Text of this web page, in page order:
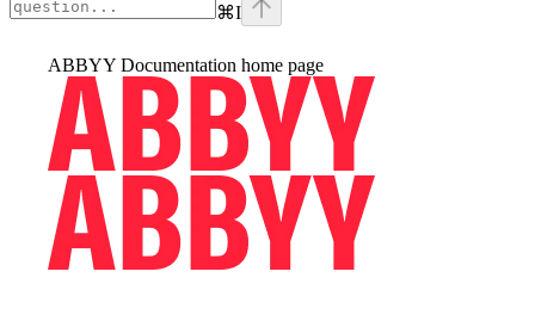
⌘I
ABBYY Documentation home page